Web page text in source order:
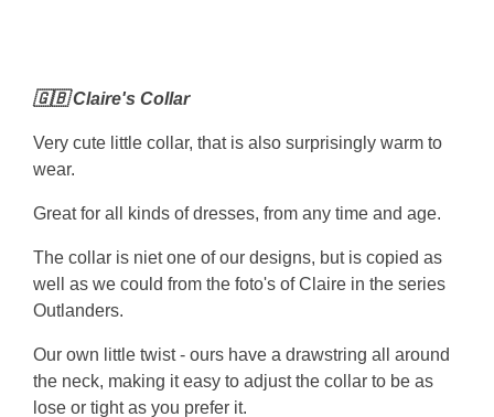
🇬🇧 Claire's Collar
Very cute little collar, that is also surprisingly warm to
wear.
Great for all kinds of dresses, from any time and age.
The collar is niet one of our designs, but is copied as
well as we could from the foto's of Claire in the series
Outlanders.
Our own little twist - ours have a drawstring all around
the neck, making it easy to adjust the collar to be as
lose or tight as you prefer it.